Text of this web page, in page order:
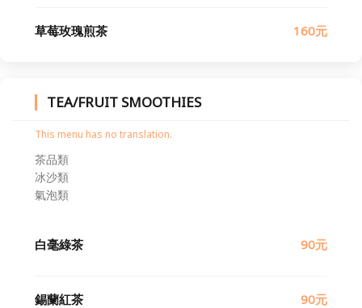
草莓玫瑰煎茶 160元
TEA/FRUIT SMOOTHIES
This menu has no translation.
茶品類
冰沙類
氣泡類
白毫綠茶 90元
錫蘭紅茶 90元